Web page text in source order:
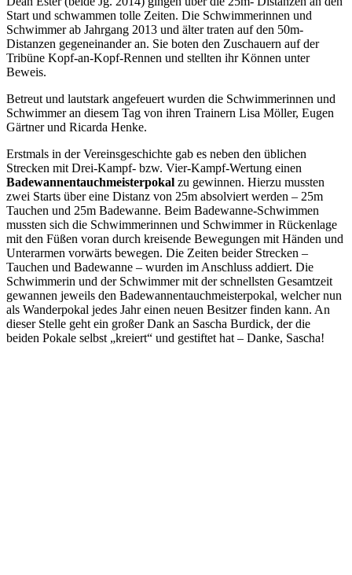
Start und schwammen tolle Zeiten. Die Schwimmerinnen und
Schwimmer ab Jahrgang 2013 und älter traten auf den 50m-
Distanzen gegeneinander an. Sie boten den Zuschauern auf der
Tribüne Kopf-an-Kopf-Rennen und stellten ihr Können unter
Beweis.
Betreut und lautstark angefeuert wurden die Schwimmerinnen und
Schwimmer an diesem Tag von ihren Trainern Lisa Möller, Eugen
Gärtner und Ricarda Henke.
Erstmals in der Vereinsgeschichte gab es neben den üblichen
Strecken mit Drei-Kampf- bzw. Vier-Kampf-Wertung einen
Badewannentauchmeisterpokal zu gewinnen. Hierzu mussten
zwei Starts über eine Distanz von 25m absolviert werden – 25m
Tauchen und 25m Badewanne. Beim Badewanne-Schwimmen
mussten sich die Schwimmerinnen und Schwimmer in Rückenlage
mit den Füßen voran durch kreisende Bewegungen mit Händen und
Unterarmen vorwärts bewegen. Die Zeiten beider Strecken –
Tauchen und Badewanne – wurden im Anschluss addiert. Die
Schwimmerin und der Schwimmer mit der schnellsten Gesamtzeit
gewannen jeweils den Badewannentauchmeisterpokal, welcher nun
als Wanderpokal jedes Jahr einen neuen Besitzer finden kann. An
dieser Stelle geht ein großer Dank an Sascha Burdick, der die
beiden Pokale selbst „kreiert“ und gestiftet hat – Danke, Sascha!